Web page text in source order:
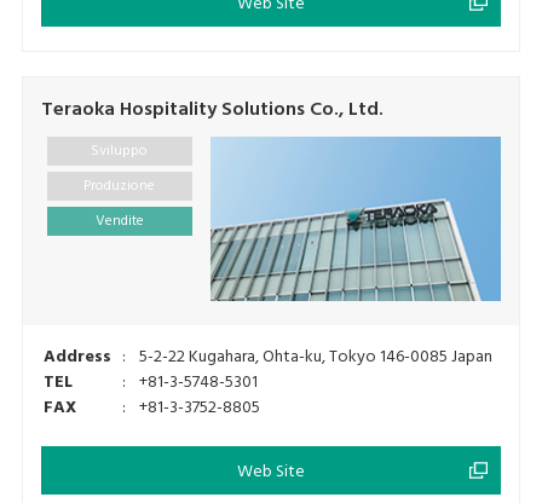
Teraoka Hospitality Solutions Co., Ltd.
Sviluppo
Produzione
Vendite
Address : 5-2-22 Kugahara, Ohta-ku, Tokyo 146-0085 Japan
TEL
: +81-3-5748-5301
FAX
: +81-3-3752-8805
Web Site